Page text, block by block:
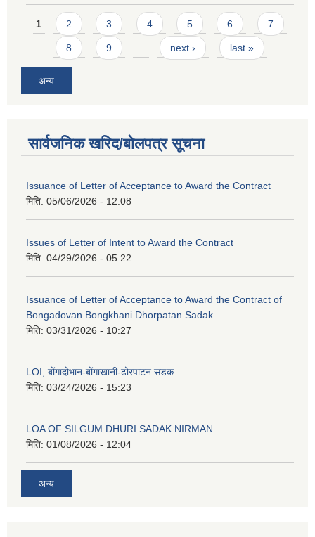
Pages
1 2 3 4 5 6 7
8 9 … next › last »
अन्य
सार्वजनिक खरिद/बोलपत्र सूचना
Issuance of Letter of Acceptance to Award the Contract
मिति: 05/06/2026 - 12:08
Issues of Letter of Intent to Award the Contract
मिति: 04/29/2026 - 05:22
Issuance of Letter of Acceptance to Award the Contract of
Bongadovan Bongkhani Dhorpatan Sadak
मिति: 03/31/2026 - 10:27
LOI, बोंगादोभान-बोंगाखानी-ढोरपाटन सडक
मिति: 03/24/2026 - 15:23
LOA OF SILGUM DHURI SADAK NIRMAN
मिति: 01/08/2026 - 12:04
अन्य